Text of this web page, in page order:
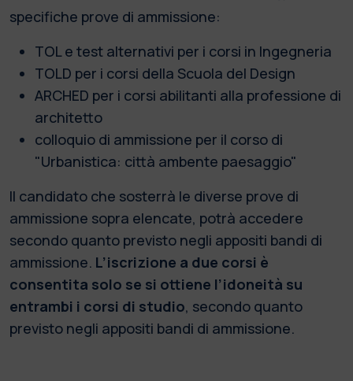
specifiche prove di ammissione:
TOL e test alternativi per i corsi in Ingegneria
TOLD per i corsi della Scuola del Design
ARCHED per i corsi abilitanti alla professione di
architetto
colloquio di ammissione per il corso di
"Urbanistica: città ambente paesaggio"
Il candidato che sosterrà le diverse prove di
ammissione sopra elencate, potrà accedere
secondo quanto previsto negli appositi bandi di
ammissione. L’iscrizione a due corsi è
consentita solo se si ottiene l’idoneità su
entrambi i corsi di studio, secondo quanto
previsto negli appositi bandi di ammissione.